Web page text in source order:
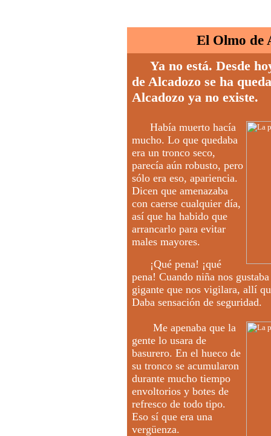
El Olmo de
Ya no está. Desde
de Alcadozo se ha
Alcadozo ya no existe.
Había muerto hacía
mucho. Lo que quedaba
era un tronco seco,
parecía aún robusto, pero
sólo era eso, apariencia.
Dicen que amenazaba
con caerse cualquier día,
así que ha habido que
arrancarlo para evitar
males mayores.
¡Qué pena! ¡qué
pena! Cuando niña nos
gigante que nos vigilara, allí
Daba sensación de seguridad.
Me apenaba que la
gente lo usara de
basurero. En el hueco de
su tronco se acumularon
durante mucho tiempo
envoltorios y botes de
refresco de todo tipo.
Eso sí que era una
vergüenza.